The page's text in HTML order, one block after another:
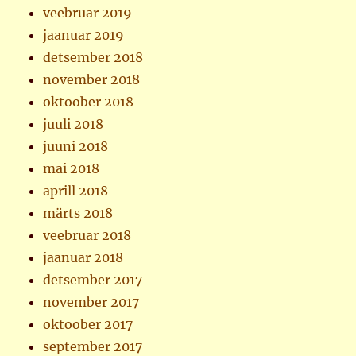
veebruar 2019
jaanuar 2019
detsember 2018
november 2018
oktoober 2018
juuli 2018
juuni 2018
mai 2018
aprill 2018
märts 2018
veebruar 2018
jaanuar 2018
detsember 2017
november 2017
oktoober 2017
september 2017